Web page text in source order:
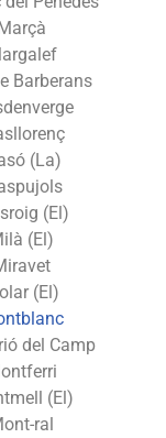
Barberans
(La)
(El)
(El)
(El)
del Camp
(El)
ral